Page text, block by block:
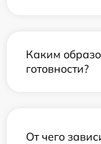
Каким
готовности?
От чего